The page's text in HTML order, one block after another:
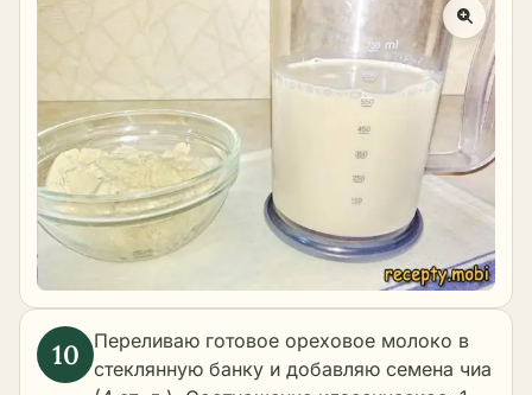
Переливаю готовое ореховое молоко в
стеклянную банку и добавляю семена чиа